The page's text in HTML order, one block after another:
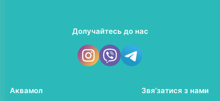
Долучайтесь до нас
Аквамол Звя’затися з нами